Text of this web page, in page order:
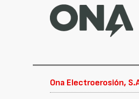
Ona Electroerosión,